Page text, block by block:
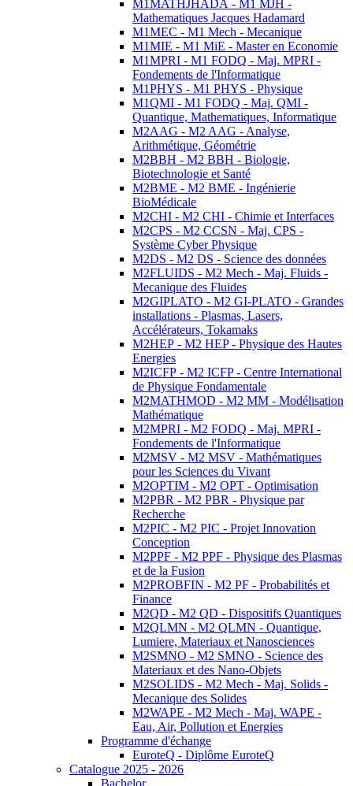
M1MATHJHADA - M1 MJH -
Mathematiques Jacques Hadamard
M1MEC - M1 Mech - Mecanique
M1MIE - M1 MiE - Master en Economie
M1MPRI - M1 FODQ - Maj. MPRI -
Fondements de l'Informatique
M1PHYS - M1 PHYS - Physique
M1QMI - M1 FODQ - Maj. QMI -
Quantique, Mathematiques, Informatique
M2AAG - M2 AAG - Analyse,
Arithmétique, Géométrie
M2BBH - M2 BBH - Biologie,
Biotechnologie et Santé
M2BME - M2 BME - Ingénierie
BioMédicale
M2CHI - M2 CHI - Chimie et Interfaces
M2CPS - M2 CCSN - Maj. CPS -
Système Cyber Physique
M2DS - M2 DS - Science des données
M2FLUIDS - M2 Mech - Maj. Fluids -
Mecanique des Fluides
M2GIPLATO - M2 GI-PLATO - Grandes
installations - Plasmas, Lasers,
Accélérateurs, Tokamaks
M2HEP - M2 HEP - Physique des Hautes
Energies
M2ICFP - M2 ICFP - Centre International
de Physique Fondamentale
M2MATHMOD - M2 MM - Modélisation
Mathématique
M2MPRI - M2 FODQ - Maj. MPRI -
Fondements de l'Informatique
M2MSV - M2 MSV - Mathématiques
pour les Sciences du Vivant
M2OPTIM - M2 OPT - Optimisation
M2PBR - M2 PBR - Physique par
Recherche
M2PIC - M2 PIC - Projet Innovation
Conception
M2PPF - M2 PPF - Physique des Plasmas
et de la Fusion
M2PROBFIN - M2 PF - Probabilités et
Finance
M2QD - M2 QD - Dispositifs Quantiques
M2QLMN - M2 QLMN - Quantique,
Lumiere, Materiaux et Nanosciences
M2SMNO - M2 SMNO - Science des
Materiaux et des Nano-Objets
M2SOLIDS - M2 Mech - Maj. Solids -
Mecanique des Solides
M2WAPE - M2 Mech - Maj. WAPE -
Eau, Air, Pollution et Energies
Programme d'échange
EuroteQ - Diplôme EuroteQ
Catalogue 2025 - 2026
Bachelor